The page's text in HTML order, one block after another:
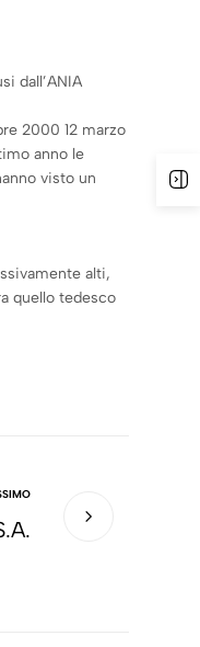
dall’ANIA
2000 12 marzo
anno le
visto un
alti,
quello tedesco